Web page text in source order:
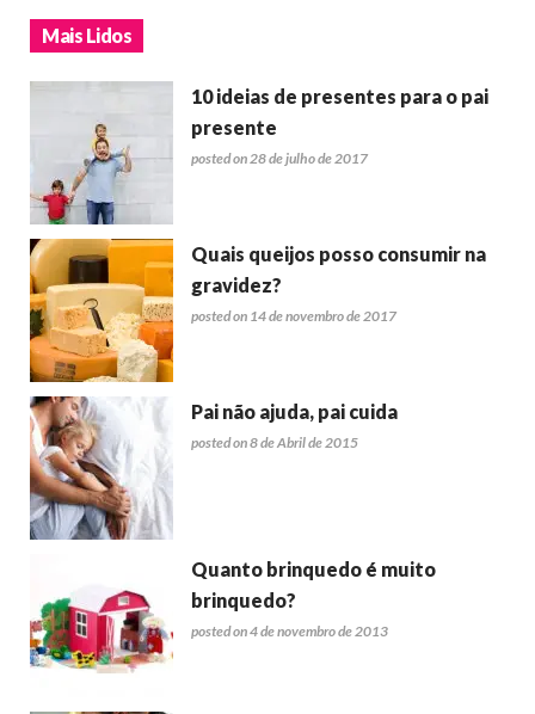
Mais Lidos
10 ideias de presentes para o pai
presente
posted on 28 de julho de 2017
Quais queijos posso consumir na
gravidez?
posted on 14 de novembro de 2017
Pai não ajuda, pai cuida
posted on 8 de Abril de 2015
Quanto brinquedo é muito
brinquedo?
posted on 4 de novembro de 2013